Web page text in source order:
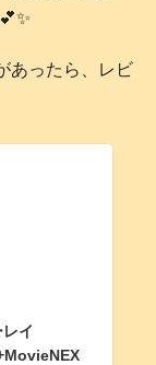
あったら、レビ
イ